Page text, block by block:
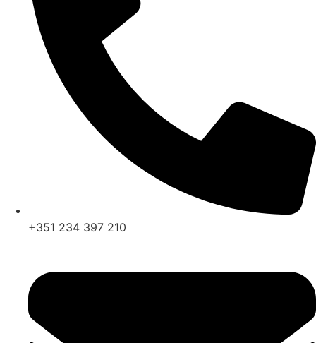
+351 234 397 210